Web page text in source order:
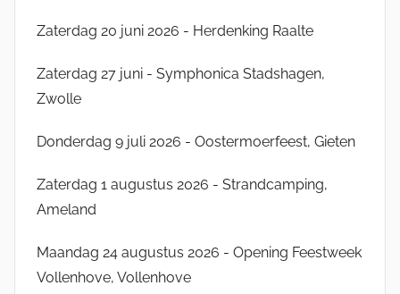
Zaterdag 20 juni 2026 - Herdenking Raalte
Zaterdag 27 juni - Symphonica Stadshagen,
Zwolle
Donderdag 9 juli 2026 - Oostermoerfeest, Gieten
Zaterdag 1 augustus 2026 - Strandcamping,
Ameland
Maandag 24 augustus 2026 - Opening Feestweek
Vollenhove, Vollenhove